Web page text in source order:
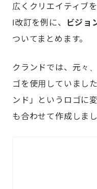
広くクリエイティブ
I改訂を例に、
ビジョ
ついてまとめます。
クランドでは、元々
ゴを使用していまし
ンド」というロゴに
も合わせて作成しまし